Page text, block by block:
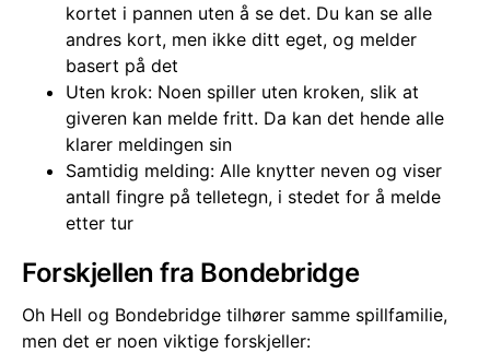
kortet i pannen uten å se det. Du kan se alle
andres kort, men ikke ditt eget, og melder
basert på det
Uten krok: Noen spiller uten kroken, slik at
giveren kan melde fritt. Da kan det hende alle
klarer meldingen sin
Samtidig melding: Alle knytter neven og viser
antall fingre på telletegn, i stedet for å melde
etter tur
Forskjellen fra Bondebridge
Oh Hell og Bondebridge tilhører samme spillfamilie,
men det er noen viktige forskjeller: